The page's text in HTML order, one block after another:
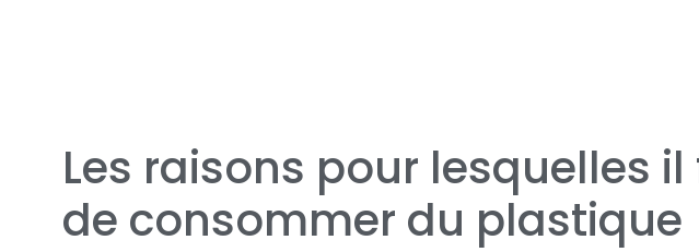
Les raisons pour lesquelles
de consommer du plastique